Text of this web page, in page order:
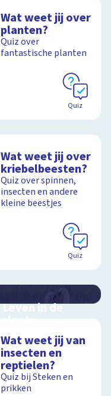
Wat weet jij over
planten?
Quiz over
fantastische planten
Quiz
Wat weet jij over
kriebelbeesten?
Quiz over spinnen,
insecten en andere
kleine beestjes
Quiz
Leven in de
sloot
schoolplaat over het
slootleven
Wat weet jij van
insecten en
reptielen?
Quiz bij Steken en
prikken